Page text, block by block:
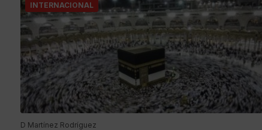
INTERNACIONAL
D Martínez Rodríguez